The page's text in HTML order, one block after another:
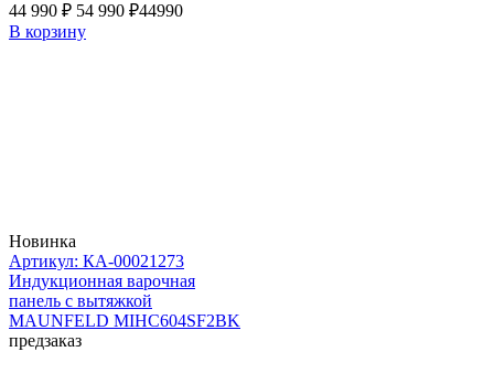
44 990 ₽ 54 990 ₽44990
В корзину
Новинка
Артикул: КА-00021273
Индукционная варочная
панель с вытяжкой
MAUNFELD MIHC604SF2BK
предзаказ